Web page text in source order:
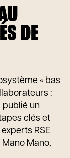
DE
« bas
:
publié un
clés et
RSE
Mano,